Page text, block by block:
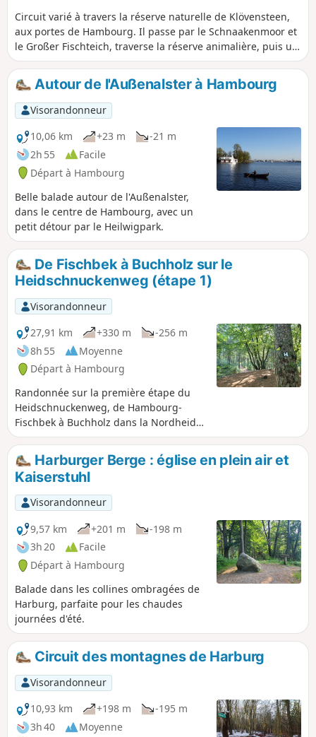
Circuit varié à travers la réserve naturelle de Klövensteen,
aux portes de Hambourg. Il passe par le Schnaakenmoor et
le Großer Fischteich, traverse la réserve animalière, puis un
joli paysage de champs et de forêts.
Autour de l'Außenalster à Hambourg
Visorandonneur
10,06 km
+23 m
-21 m
2h 55
Facile
Départ à Hambourg
Belle balade autour de l'Außenalster,
dans le centre de Hambourg, avec un
petit détour par le Heilwigpark.
De Fischbek à Buchholz sur le
Heidschnuckenweg (étape 1)
Visorandonneur
27,91 km
+330 m
-256 m
8h 55
Moyenne
Départ à Hambourg
Randonnée sur la première étape du
Heidschnuckenweg, de Hambourg-
Fischbek à Buchholz dans la Nordheide.
La randonnée traverse la lande de
Fischbek, puis des forêts, des prairies et
des champs jusqu'à Buchholz.
Harburger Berge : église en plein air et
Kaiserstuhl
Visorandonneur
9,57 km
+201 m
-198 m
3h 20
Facile
Départ à Hambourg
Balade dans les collines ombragées de
Harburg, parfaite pour les chaudes
journées d'été.
Circuit des montagnes de Harburg
Visorandonneur
10,93 km
+198 m
-195 m
3h 40
Moyenne